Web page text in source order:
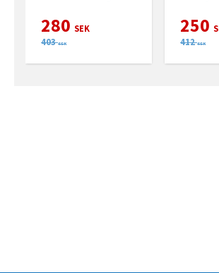
280 SEK
403 SEK
250
412 SEK